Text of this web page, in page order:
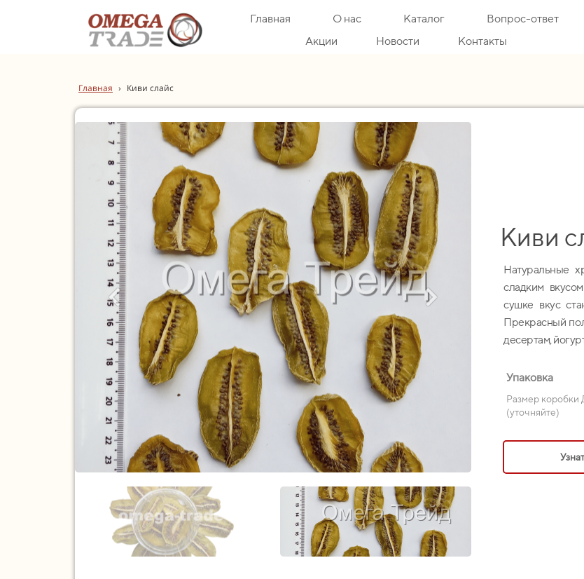
Главная О нас Каталог
Вопрос-ответ
Акции
Новости Контакты
Главная › Киви слайс
Киви
Натуральные
сладким
сушке вкус
Прекрасный
десертам,
Упаковка
Размер
(уточняйте)